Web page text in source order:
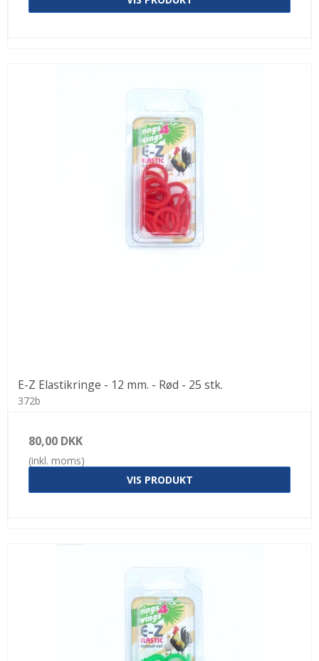
E-Z Elastikringe - 12 mm. - Rød - 25 stk.
372b
80,00 DKK
(inkl. moms)
VIS PRODUKT